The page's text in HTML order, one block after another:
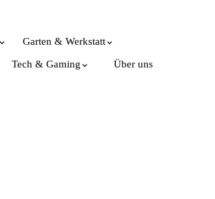
Garten & Werkstatt
Tech & Gaming Über uns